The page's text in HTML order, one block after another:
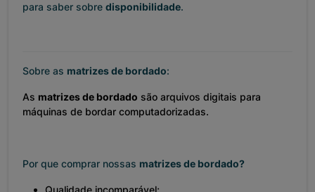
para saber sobre disponibilidade.
Sobre as matrizes de bordado:
As matrizes de bordado são arquivos digitais para
máquinas de bordar computadorizadas.
Por que comprar nossas matrizes de bordado?